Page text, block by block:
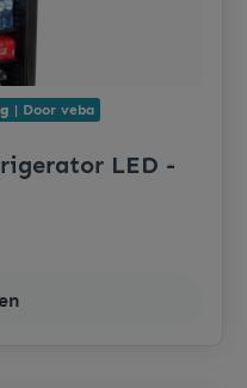
| Door veba
LED -